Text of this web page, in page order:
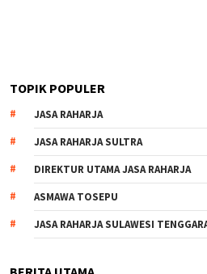
TOPIK POPULER
JASA RAHARJA
JASA RAHARJA SULTRA
DIREKTUR UTAMA JASA RAHARJA
ASMAWA TOSEPU
JASA RAHARJA SULAWESI